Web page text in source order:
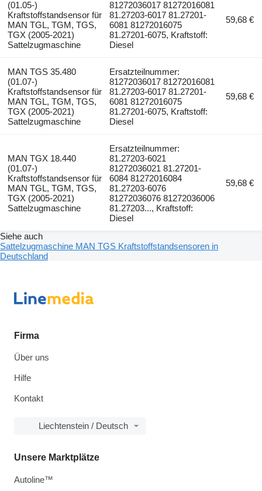
(01.05-)
Kraftstoffstandsensor für
MAN TGL, TGM, TGS,
TGX (2005-2021)
Sattelzugmaschine
81272036017 81272016081
81.27203-6017 81.27201-
6081 81272016075
81.27201-6075, Kraftstoff:
Diesel
59,68 €
MAN TGS 35.480
(01.07-)
Kraftstoffstandsensor für
MAN TGL, TGM, TGS,
TGX (2005-2021)
Sattelzugmaschine
Ersatzteilnummer:
81272036017 81272016081
81.27203-6017 81.27201-
6081 81272016075
81.27201-6075, Kraftstoff:
Diesel
59,68 €
MAN TGX 18.440
(01.07-)
Kraftstoffstandsensor für
MAN TGL, TGM, TGS,
TGX (2005-2021)
Sattelzugmaschine
Ersatzteilnummer:
81.27203-6021
81272036021 81.27201-
6084 81272016084
81.27203-6076
81272036076 81272036006
81.27203..., Kraftstoff:
Diesel
59,68 €
Siehe auch
Sattelzugmaschine MAN TGS Kraftstoffstandsensoren in
Deutschland
Firma
Über uns
Hilfe
Kontakt
Liechtenstein / Deutsch
Unsere Marktplätze
Autoline™